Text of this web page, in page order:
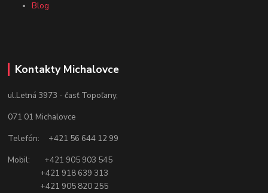
Blog
Kontakty Michalovce
ul.Letná 3973 - časť Topoľany,
071 01 Michalovce
Telefón: +421 56 644 12 99
Mobil: +421 905 903 545
+421 918 639 313
+421 905 820 255